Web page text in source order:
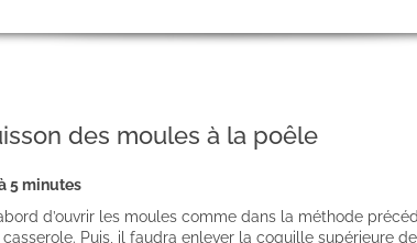
des moules à la poêle
5 minutes
d’ouvrir les moules comme dans la méthode
Puis, il faudra enlever la coquille supérieure